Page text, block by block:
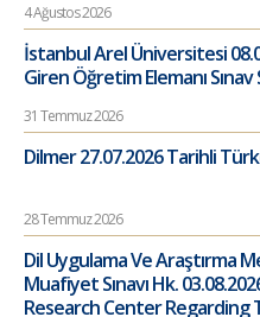
4 Ağustos 2026
İstanbul Arel Üniversitesi
Giren Öğretim Elemanı Sınav
31 Temmuz 2026
Dilmer 27.07.2026 Tarihli
28 Temmuz 2026
Dil Uygulama Ve Araştırma
Muafiyet Sınavı Hk.
Research Center Regarding